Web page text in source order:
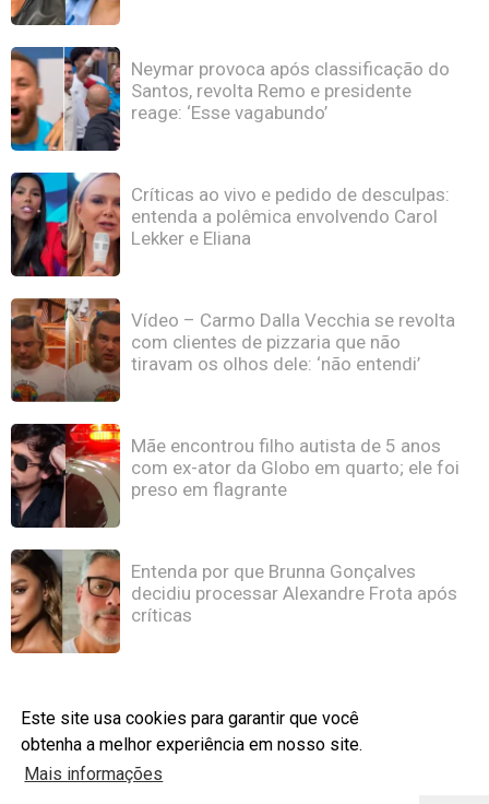
Este site usa cookies para garantir que você
obtenha a melhor experiência em nosso site.
Mais informações
Neymar provoca após classificação do
Santos, revolta Remo e presidente
reage: ‘Esse vagabundo’
Críticas ao vivo e pedido de desculpas:
entenda a polêmica envolvendo Carol
Lekker e Eliana
Vídeo – Carmo Dalla Vecchia se revolta
com clientes de pizzaria que não
tiravam os olhos dele: ‘não entendi’
Mãe encontrou filho autista de 5 anos
com ex-ator da Globo em quarto; ele foi
preso em flagrante
Entenda por que Brunna Gonçalves
decidiu processar Alexandre Frota após
críticas